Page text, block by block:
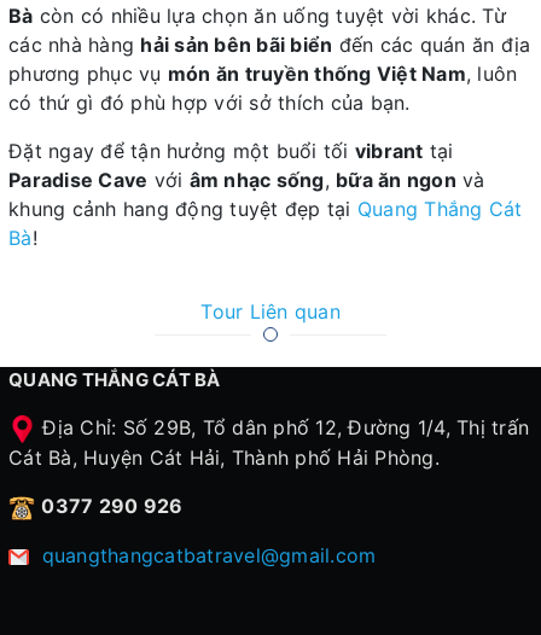
Bà còn có nhiều lựa chọn ăn uống tuyệt vời khác. Từ
các nhà hàng hải sản bên bãi biển đến các quán ăn địa
phương phục vụ món ăn truyền thống Việt Nam, luôn
có thứ gì đó phù hợp với sở thích của bạn.
Đặt ngay để tận hưởng một buổi tối vibrant tại
Paradise Cave với âm nhạc sống, bữa ăn ngon và
khung cảnh hang động tuyệt đẹp tại Quang Thắng Cát
Bà!
Tour Liên quan
QUANG THẮNG CÁT BÀ
Địa Chỉ: Số 29B, Tổ dân phố 12, Đường 1/4, Thị trấn
Cát Bà, Huyện Cát Hải, Thành phố Hải Phòng.
0377 290 926
quangthangcatbatravel@gmail.com